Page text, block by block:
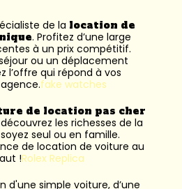
de la location de
. Profitez d’une large
à un prix compétitif.
ou un déplacement
l’offre qui répond à vos
fake watches
de location pas cher
les richesses de la
seul ou en famille.
de location de voiture au
!Rolex Replica
d'une simple voiture, d’une